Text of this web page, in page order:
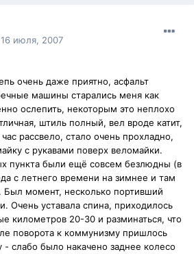
16 июля, 2007
очень даже приятно, асфальт
машины старались меня как
ослепить, некоторым это неплохо
штиль полный, вел вроде катит,
рассвело, стало очень прохладно,
с рукавами поверх веломайки.
пункта были ещё совсем безлюдны (в
с летнего времени на зимнее и там
Был момент, несколько портивший
Очень уставала спина, приходилось
километров 20-30 и разминаться, что
поворота к коммунизму пришлось
- слабо было накачено заднее колесо